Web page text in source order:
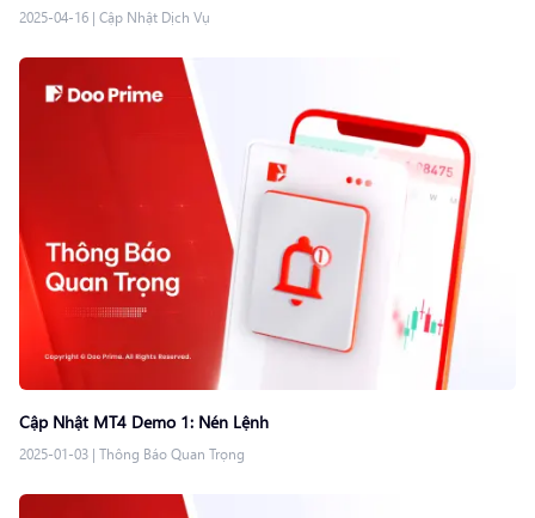
2025-04-16 | Cập Nhật Dịch Vụ
Cập Nhật MT4 Demo 1: Nén Lệnh
2025-01-03 | Thông Báo Quan Trọng